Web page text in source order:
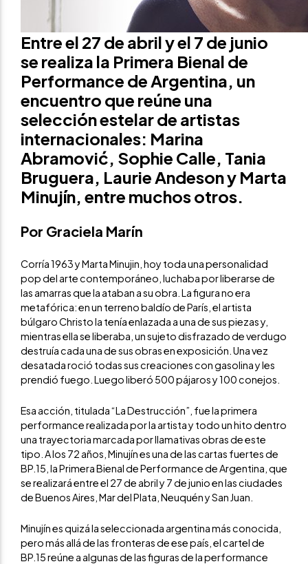
Entre el 27 de abril y el 7 de junio
se realiza la Primera Bienal de
Performance de Argentina, un
encuentro que reúne una
selección estelar de artistas
internacionales: Marina
Abramović, Sophie Calle, Tania
Bruguera, Laurie Andeson y Marta
Minujín, entre muchos otros.
Por Graciela Marín
Corría 1963 y Marta Minujin, hoy toda una personalidad
pop del arte contemporáneo, luchaba por liberarse de
las amarras que la ataban a su obra. La figura no era
metafórica: en un terreno baldío de París, el artista
búlgaro Christo la tenía enlazada a una de sus piezas y,
mientras ella se liberaba, un sujeto disfrazado de verdugo
destruía cada una de sus obras en exposición. Una vez
desatada roció todas sus creaciones con gasolina y les
prendió fuego. Luego liberó 500 pájaros y 100 conejos.
Esa acción, titulada “La Destrucción”, fue la primera
performance realizada por la artista y todo un hito dentro
una trayectoria marcada por llamativas obras de este
tipo. A los 72 años, Minujín es una de las cartas fuertes de
BP.15, la Primera Bienal de Performance de Argentina, que
se realizará entre el 27 de abril y 7 de junio en las ciudades
de Buenos Aires, Mar del Plata, Neuquén y San Juan.
Minujín es quizá la seleccionada argentina más conocida,
pero más allá de las fronteras de ese país, el cartel de
BP.15 reúne a algunas de las figuras de la performance